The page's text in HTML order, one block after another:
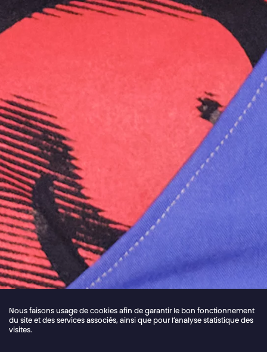
Nous faisons usage de cookies afin de garantir le bon fonctionnement
du site et des services associés, ainsi que pour l’analyse statistique des
visites.